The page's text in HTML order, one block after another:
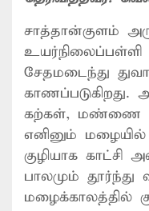
சாத்தான்குளம்
உயர்நிலைப்பள்ளி
சேதமடைந்து
காணப்படுகிறது.
கற்கள், மண்ணை
எனினும்
குழியாக காட்சி
பாலமும் தூர்ந்து
மழைக்காலத்தில்